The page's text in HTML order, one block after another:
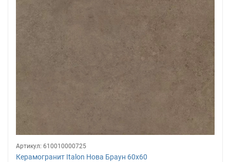
Артикул: 610010000725
Керамогранит Italon Нова Браун 60х60